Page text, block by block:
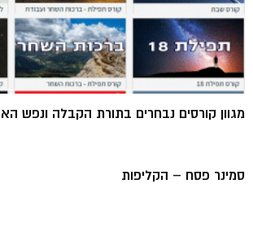
מגוון קורסים נבחרים בתורת הקבלה ונפש
סמינר פסח – הקליפות